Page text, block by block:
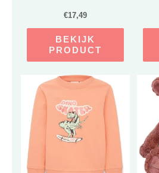
€17,49
BEKIJK
PRODUCT